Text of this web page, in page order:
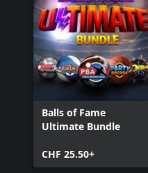
Balls of Fame
Ultimate Bundle
CHF 25.50+